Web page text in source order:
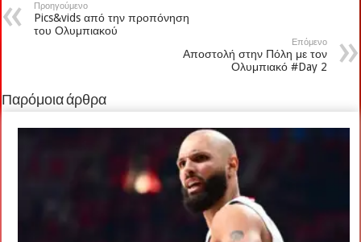
Προηγούμενο
Pics&vids από την προπόνηση
του Ολυμπιακού
Επόμενο
Αποστολή στην Πόλη με τον
Ολυμπιακό #Day 2
Παρόμοια άρθρα